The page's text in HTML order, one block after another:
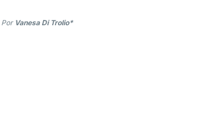
Por Vanesa Di Trolio*